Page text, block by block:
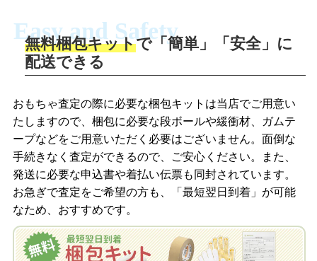
商品撮影
商品を撮影して、査定フォームから画像
を送信します。
梱包キットをメールで申し込み
査定結果をメールで確認し、梱包キット
を申し込みます。梱包キットは送料無料
でお届けします。
LINEの友だち追加・査定画像を送信
「ジョニージョイLINE査定」を友だちに
追加し、スマートフォンなどのカメラで
撮影したおもちゃの写真をトーク中に送
梱包キットをLINEで申し込み
査定結果をLINEで確認し、梱包キットを
申し込みます。梱包キットは送料無料で
お届けします。
Easy and Safety
無料梱包キットで「簡単」「安全」に
配送できる
おもちゃ査定の際に必要な梱包キットは当店でご用意い
たしますので、梱包に必要な段ボールや緩衝材、ガムテ
ープなどをご用意いただく必要はございません。面倒な
手続きなく査定ができるので、ご安心ください。また、
発送に必要な申込書や着払い伝票も同封されています。
お急ぎで査定をご希望の方も、「最短翌日到着」が可能
なため、おすすめです。